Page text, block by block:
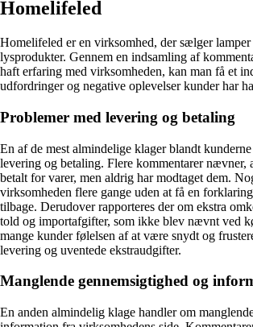
Homelifeled
Homelifeled er en virksomhed, der sælger
lysprodukter. Gennem en indsamling af
haft erfaring med virksomheden, kan man få et
udfordringer og negative oplevelser kunder har
Problemer med levering og betaling
En af de mest almindelige klager blandt
levering og betaling. Flere kommentarer nævner,
betalt for varer, men aldrig har modtaget dem.
virksomheden flere gange uden at få en
tilbage. Derudover rapporteres der om ekstra
told og importafgifter, som ikke blev nævnt ved
mange kunder følelsen af at være snydt og
levering og uventede ekstraudgifter.
Manglende gennemsigtighed og
En anden almindelig klage handler om